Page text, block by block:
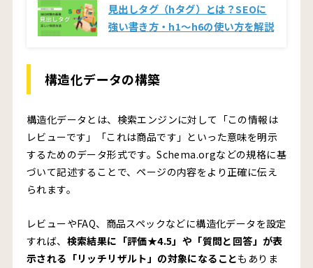
見出しタグ（hタグ）とは？SEOに
強い書き方・h1〜h6の使い方を解説
構造化データの構築
構造化データとは、検索エンジンに対して「この情報は
レビューです」「これは商品です」といった意味を明示
するためのデータ形式です。Schema.orgなどの規格に基
づいて記述することで、ページの内容をより正確に伝え
られます。
レビューやFAQ、商品スペックなどに構造化データを設定
すれば、 検索結果に「評価★4.5」や「質問と回答」が表
示される「リッチリザルト」の対象になることもありま